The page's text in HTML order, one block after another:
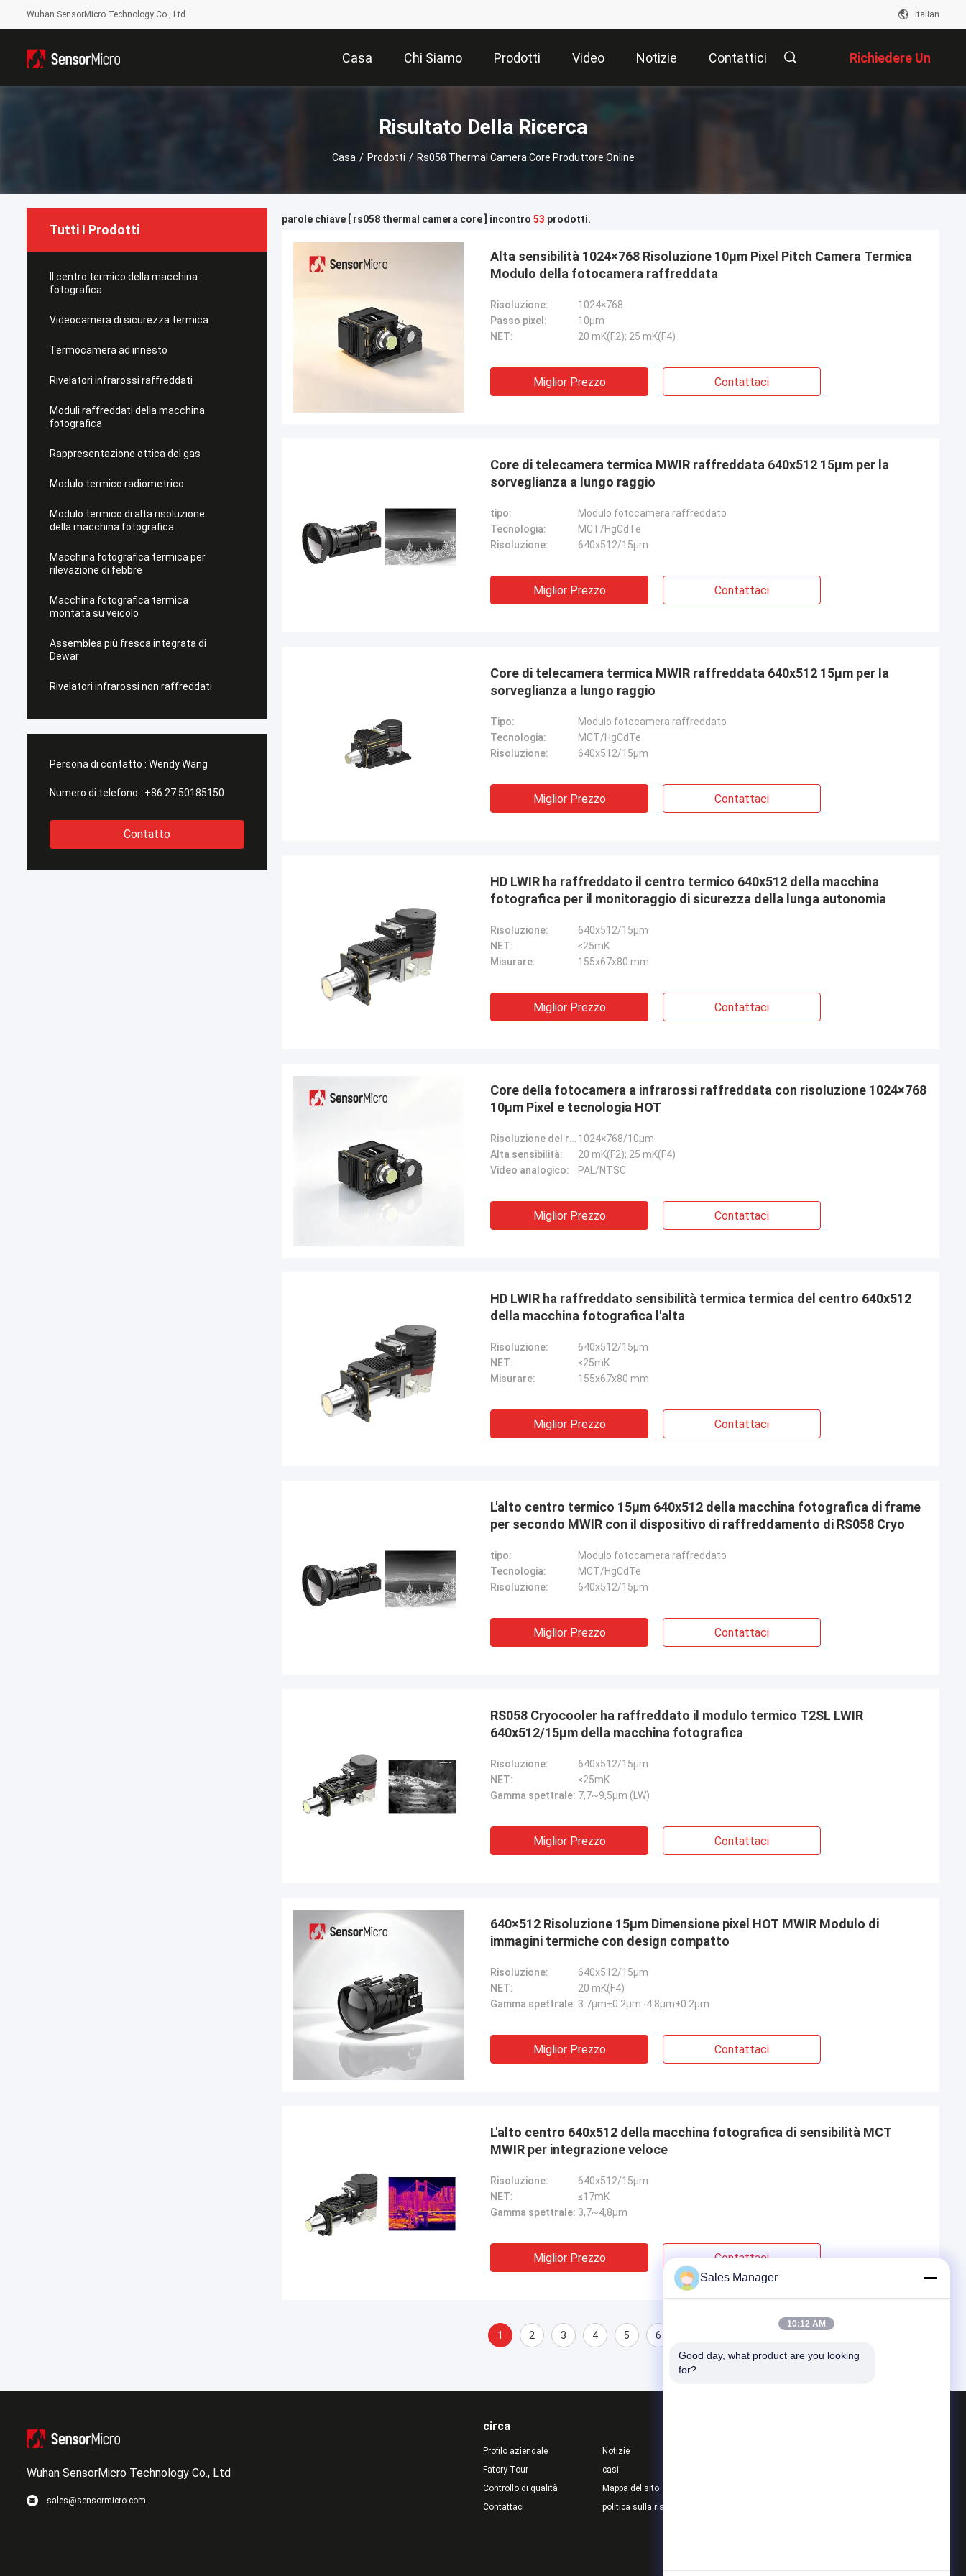
Wuhan SensorMicro Technology Co., Ltd Italian
Casa Chi Siamo Prodotti Video Notizie Contattici Richiedere Un
Preventivo
Risultato Della Ricerca
Casa / Prodotti / Rs058 Thermal Camera Core Produttore Online
Tutti I Prodotti
Il centro termico della macchina
fotografica
Videocamera di sicurezza termica
Termocamera ad innesto
Rivelatori infrarossi raffreddati
Moduli raffreddati della macchina
fotografica
Rappresentazione ottica del gas
Modulo termico radiometrico
Modulo termico di alta risoluzione
della macchina fotografica
Macchina fotografica termica per
rilevazione di febbre
Macchina fotografica termica
montata su veicolo
Assemblea più fresca integrata di
Dewar
Rivelatori infrarossi non raffreddati
Persona di contatto : Wendy Wang
Numero di telefono : +86 27 50185150
Contatto
parole chiave [ rs058 thermal camera core ] incontro 53 prodotti.
Alta sensibilità 1024×768 Risoluzione 10μm Pixel Pitch Camera Termica
Modulo della fotocamera raffreddata
Risoluzione:
1024×768
Passo pixel:
10μm
NET:
20 mK(F2); 25 mK(F4)
Miglior Prezzo Contattaci
Core di telecamera termica MWIR raffreddata 640x512 15μm per la
sorveglianza a lungo raggio
tipo:
Modulo fotocamera raffreddato
Tecnologia:
MCT/HgCdTe
Risoluzione:
640x512/15μm
Miglior Prezzo Contattaci
Core di telecamera termica MWIR raffreddata 640x512 15μm per la
sorveglianza a lungo raggio
Tipo:
Modulo fotocamera raffreddato
Tecnologia:
MCT/HgCdTe
Risoluzione:
640x512/15μm
Miglior Prezzo Contattaci
HD LWIR ha raffreddato il centro termico 640x512 della macchina
fotografica per il monitoraggio di sicurezza della lunga autonomia
Risoluzione:
640x512/15μm
NET:
≤25mK
Misurare:
155x67x80 mm
Miglior Prezzo Contattaci
Core della fotocamera a infrarossi raffreddata con risoluzione 1024×768
10μm Pixel e tecnologia HOT
Risoluzione del rilevatore: 1024×768/10μm
Alta sensibilità:
20 mK(F2); 25 mK(F4)
Video analogico:
PAL/NTSC
Miglior Prezzo Contattaci
HD LWIR ha raffreddato sensibilità termica termica del centro 640x512
della macchina fotografica l'alta
Risoluzione:
640x512/15μm
NET:
≤25mK
Misurare:
155x67x80 mm
Miglior Prezzo Contattaci
L'alto centro termico 15μm 640x512 della macchina fotografica di frame
per secondo MWIR con il dispositivo di raffreddamento di RS058 Cryo
tipo:
Modulo fotocamera raffreddato
Tecnologia:
MCT/HgCdTe
Risoluzione:
640x512/15μm
Miglior Prezzo Contattaci
RS058 Cryocooler ha raffreddato il modulo termico T2SL LWIR
640x512/15μm della macchina fotografica
Risoluzione:
640x512/15μm
NET:
≤25mK
Gamma spettrale: 7,7~9,5μm (LW)
Miglior Prezzo Contattaci
640×512 Risoluzione 15μm Dimensione pixel HOT MWIR Modulo di
immagini termiche con design compatto
Risoluzione:
640x512/15μm
NET:
20 mK(F4)
Gamma spettrale: 3.7μm±0.2μm ∙4.8μm±0.2μm
Miglior Prezzo Contattaci
L'alto centro 640x512 della macchina fotografica di sensibilità MCT
MWIR per integrazione veloce
Risoluzione:
640x512/15μm
NET:
≤17mK
Gamma spettrale: 3,7~4,8μm
Miglior Prezzo Contattaci
1 2 3 4 5 6
Wuhan SensorMicro Technology Co., Ltd
sales@sensormicro.com
circa
Profilo aziendale
Fatory Tour
Controllo di qualità
Contattaci
Notizie
casi
Mappa del sito
politica sulla riservatezza
Sales Manager
10:12 AM
Good day, what product are you looking
for?